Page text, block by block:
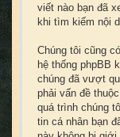
viết nào bạn đã
khi tìm kiếm nội
Chúng tôi cũng
hệ thống phpBB
chúng đã vượt
phải vấn đề
quá trình chúng
tin cá nhân bạn